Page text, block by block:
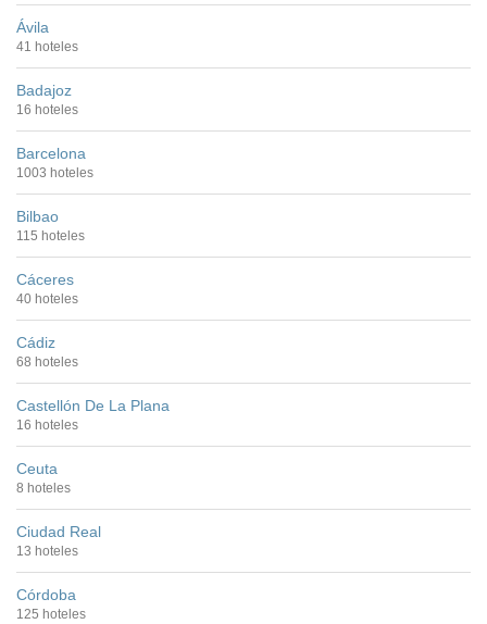
Ávila
41 hoteles
Badajoz
16 hoteles
Barcelona
1003 hoteles
Bilbao
115 hoteles
Cáceres
40 hoteles
Cádiz
68 hoteles
Castellón De La Plana
16 hoteles
Ceuta
8 hoteles
Ciudad Real
13 hoteles
Córdoba
125 hoteles